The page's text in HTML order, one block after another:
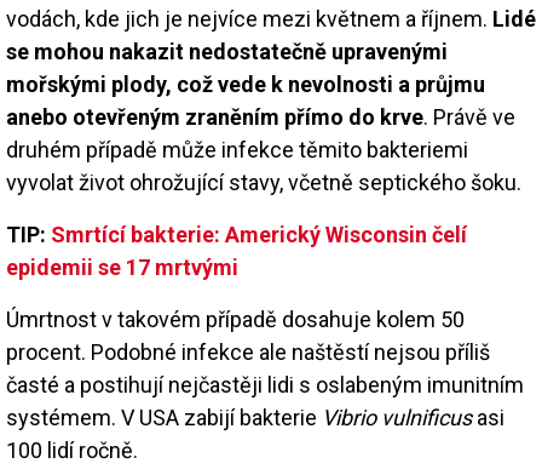
vodách, kde jich je nejvíce mezi květnem a říjnem. Lidé
se mohou nakazit nedostatečně upravenými
mořskými plody, což vede k nevolnosti a průjmu
anebo otevřeným zraněním přímo do krve. Právě ve
druhém případě může infekce těmito bakteriemi
vyvolat život ohrožující stavy, včetně septického šoku.
TIP: Smrtící bakterie: Americký Wisconsin čelí
epidemii se 17 mrtvými
Úmrtnost v takovém případě dosahuje kolem 50
procent. Podobné infekce ale naštěstí nejsou příliš
časté a postihují nejčastěji lidi s oslabeným imunitním
systémem. V USA zabijí bakterie Vibrio vulnificusasi
100 lidí ročně.